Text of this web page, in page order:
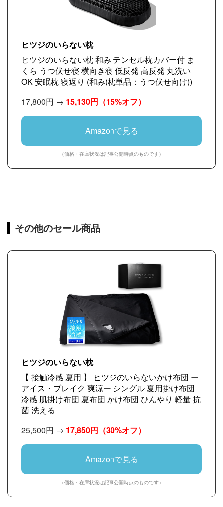
ヒツジのいらない枕
ヒツジのいらない枕 和み テンセル枕カバー付 ま
くら うつ伏せ寝 横向き寝 低反発 高反発 丸洗い
OK 安眠枕 寝返り (和み(枕単品：うつ伏せ向け))
17,800円 → 15,130円 （15%オフ）
Amazonで見る
（価格・在庫状況は記事公開時点のものです）
その他のセール商品
ヒツジのいらない枕
【 接触冷感 夏用 】 ヒツジのいらないかけ布団 ー
アイス・ブレイク 爽涼ー シングル 夏用掛け布団
冷感 肌掛け布団 夏布団 かけ布団 ひんやり 軽量 抗
菌 洗える
25,500円 → 17,850円 （30%オフ）
Amazonで見る
（価格・在庫状況は記事公開時点のものです）